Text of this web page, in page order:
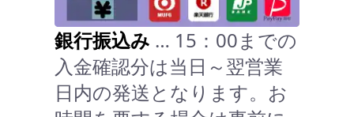
銀行振込み … 15：00までの
入金確認分は当日～翌営業
日内の発送となります。お